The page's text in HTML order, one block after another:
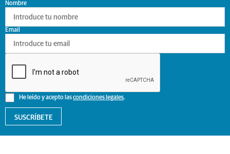
Nombre
He leído y acepto lascondiciones legales.
Email
SUSCRÍBETE